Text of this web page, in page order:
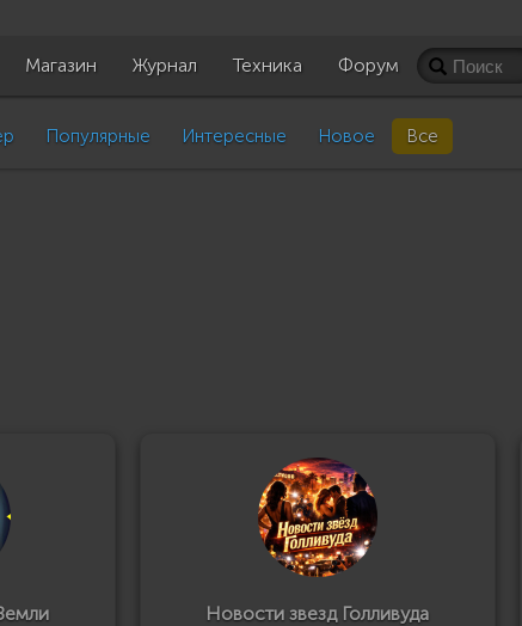
Магазин Журнал Техника Форум
Популярные Интересные Новое Все
Новости звезд Голливуда